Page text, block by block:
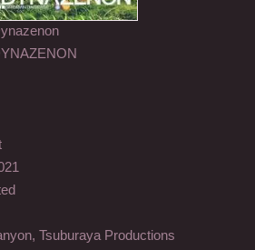
Tsuburaya Productions